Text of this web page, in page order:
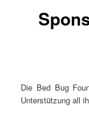
Die Bed Bug
Unterstützung all